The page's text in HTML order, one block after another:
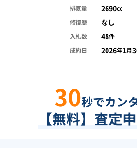
排気量 2690cc
修復歴
なし
入札数 48件
成約日
2026年1月
30秒でカン
【無料】査定